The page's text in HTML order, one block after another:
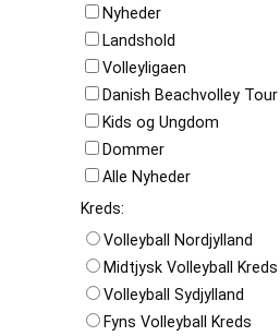
Nyheder
Landshold
Volleyligaen
Danish Beachvolley Tour
Kids og Ungdom
Dommer
Alle Nyheder
Kreds:
Volleyball Nordjylland
Midtjysk Volleyball Kreds
Volleyball Sydjylland
Fyns Volleyball Kreds